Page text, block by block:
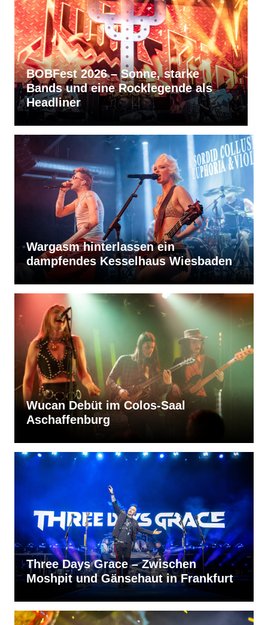
als
RVBang Festival 2026 –
bleibt die Metal-Hochburg des
Südens
Wargasm hinterlassen ein
dampfendes Kesselhaus Wiesbaden
Wucan Debüt im Colos-Saal
Aschaffenburg
Three Days Grace – Zwischen
Moshpit und Gänsehaut in Frankfurt